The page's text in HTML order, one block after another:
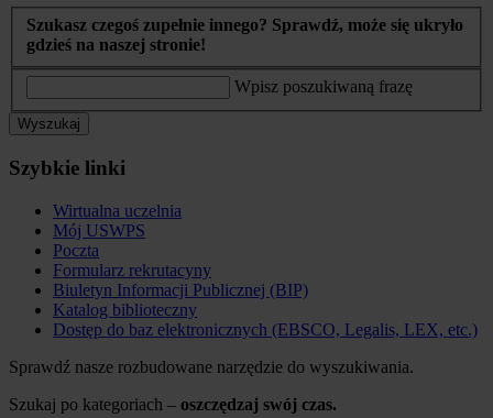
Szukasz czegoś zupełnie innego? Sprawdź, może się ukryło
gdzieś na naszej stronie!
Wpisz poszukiwaną frazę
Wyszukaj
Szybkie linki
Wirtualna uczelnia
Mój USWPS
Poczta
Formularz rekrutacyny
Biuletyn Informacji Publicznej (BIP)
Katalog biblioteczny
Dostęp do baz elektronicznych (EBSCO, Legalis, LEX, etc.)
Sprawdź nasze rozbudowane narzędzie do wyszukiwania.
Szukaj po kategoriach – oszczędzaj swój czas.